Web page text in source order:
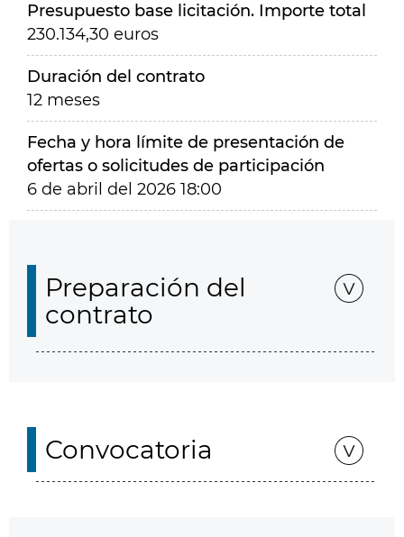
Presupuesto base licitación. Importe total
230.134,30 euros
Duración del contrato
12 meses
Fecha y hora límite de presentación de
ofertas o solicitudes de participación
6 de abril del 2026 18:00
Preparación del
contrato
Convocatoria